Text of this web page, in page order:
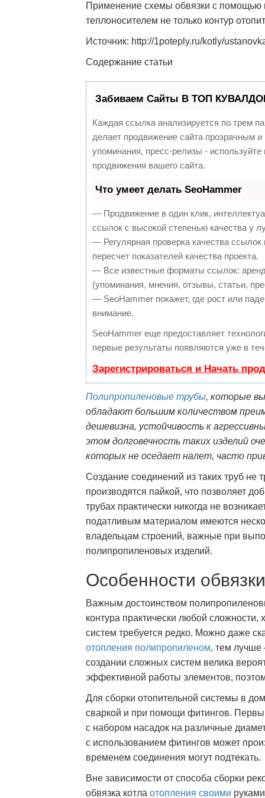
Применение схемы обвязки с помощью
теплоносителем не только контур
Источник: http://1poteply.ru/kotly/
Содержание статьи
Забиваем Сайты В ТОП
Каждая ссылка анализируется по трем
делает продвижение сайта прозрачным
упоминания, пресс-релизы -
продвижения вашего сайта.
Что умеет делать SeoHammer
— Продвижение в один клик,
ссылок с высокой степенью качества у
— Регулярная проверка качества
пересчет показателей качества проекта.
— Все известные форматы ссылок:
(упоминания, мнения, отзывы, статьи,
— SeoHammer покажет, где рост или
внимание.
SeoHammer еще предоставляет
первые результаты появляются уже в
Зарегистрироваться и Начать
Полипропиленовые трубы, которые
обладают большим количеством
дешевизна, устойчивость к
этом долговечность таких изделий
которых не оседает налет, часто
Создание соединений из таких труб не
производятся пайкой, что позволяет
трубах практически никогда не
податливым материалом имеются
владельцам строений, важные при
полипропиленовых изделий.
Особенности
Важным достоинством
контура практически любой
систем требуется редко. Можно даже
отопления полипропиленом, тем лучше
создании сложных систем велика
эффективной работы элементов,
Для сборки отопительной системы в
сваркой и при помощи фитингов.
с набором насадок на различные
с использованием фитингов может
временем соединения могут подтекать.
Вне зависимости от способа сборки
обвязка котла отопления своими